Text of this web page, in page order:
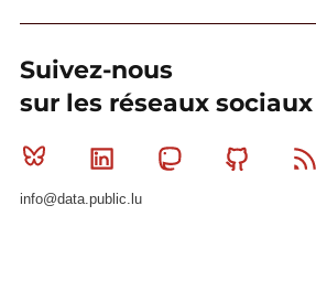
Suivez-nous
sur les réseaux sociaux
Bluesky Linkedin MastodonGithub
info@data.public.lu